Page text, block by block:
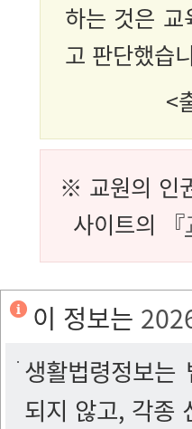
하는 것은 교
고 판단했습
<
※ 교원의 인
사이트의 『
이 정보는
생활법령정보
되지 않고, 각종